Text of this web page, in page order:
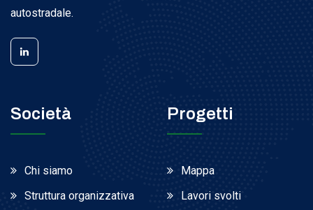
autostradale.
Società
Chi siamo
Struttura organizzativa
Progetti
Mappa
Lavori svolti